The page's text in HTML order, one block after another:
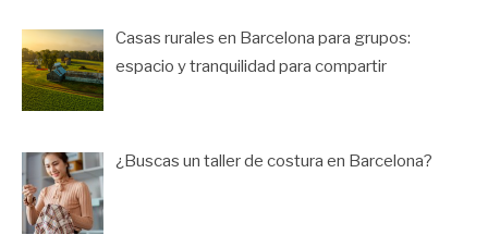
Casas rurales en Barcelona para grupos:
espacio y tranquilidad para compartir
¿Buscas un taller de costura en Barcelona?